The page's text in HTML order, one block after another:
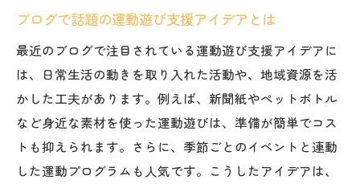
ブログで話題の運動遊び支援アイデアとは
最近のブログで注目されている運動遊び支援アイデアに
は、日常生活の動きを取り入れた活動や、地域資源を活
かした工夫があります。例えば、新聞紙やペットボトル
など身近な素材を使った運動遊びは、準備が簡単でコス
トも抑えられます。さらに、季節ごとのイベントと連動
した運動プログラムも人気です。こうしたアイデアは、